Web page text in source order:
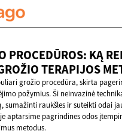
PROCEDŪROS: KĄ
TERAPIJOS
grožio procedūra, skirta
požymius. Ši neinvazinė
sumažinti raukšles ir suteikti odai
aptarsime pagrindines odos
metodus.